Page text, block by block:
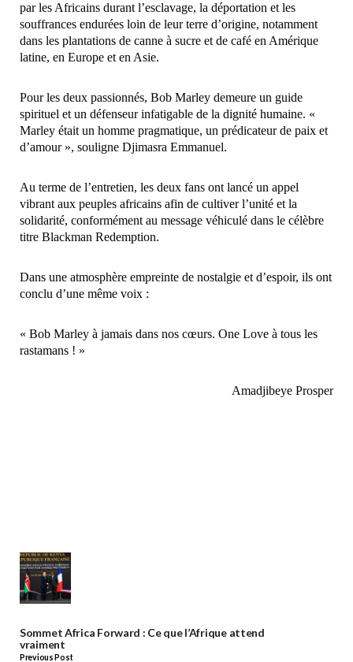
par les Africains durant l’esclavage, la déportation et les
souffrances endurées loin de leur terre d’origine, notamment
dans les plantations de canne à sucre et de café en Amérique
latine, en Europe et en Asie.
‎Pour les deux passionnés, Bob Marley demeure un guide
spirituel et un défenseur infatigable de la dignité humaine. «
Marley était un homme pragmatique, un prédicateur de paix et
d’amour », souligne Djimasra Emmanuel.
‎Au terme de l’entretien, les deux fans ont lancé un appel
vibrant aux peuples africains afin de cultiver l’unité et la
solidarité, conformément au message véhiculé dans le célèbre
titre Blackman Redemption.
‎Dans une atmosphère empreinte de nostalgie et d’espoir, ils ont
conclu d’une même voix :
‎« Bob Marley à jamais dans nos cœurs. One Love à tous les
rastamans ! »
‎Amadjibeye Prosper
Sommet Africa Forward : Ce que l’Afrique attend
vraiment
Previous Post